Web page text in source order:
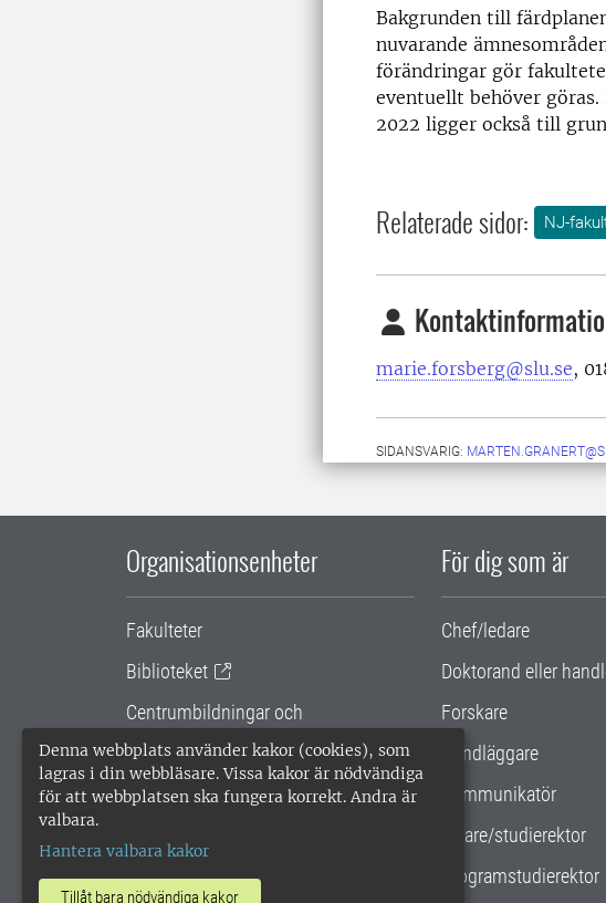
Denna webbplats använder kakor (cookies), som
lagras i din webbläsare. Vissa kakor är nödvändiga
för att webbplatsen ska fungera korrekt. Andra är
valbara.
Hantera valbara kakor
Tillåt bara nödvändiga kakor
Bakgrunden till
nuvarande
förändringar gör
eventuellt behöver
2022 ligger också till
Relaterade sidor: NJ-
marie.forsberg@slu.se,
SIDANSVARIG:
Organisationsenheter
Fakulteter
Biblioteket
Centrumbildningar och
samarbetsprojekt
Gemensamma verksamhetsstödet
För dig som är
Chef/ledare
Doktorand eller
Forskare
Handläggare
Kommunikatör
Lärare/studierektor
Programstudierektor